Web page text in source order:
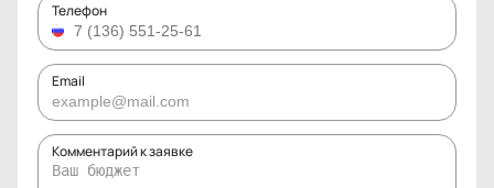
Телефон
Email
Комментарий к заявке